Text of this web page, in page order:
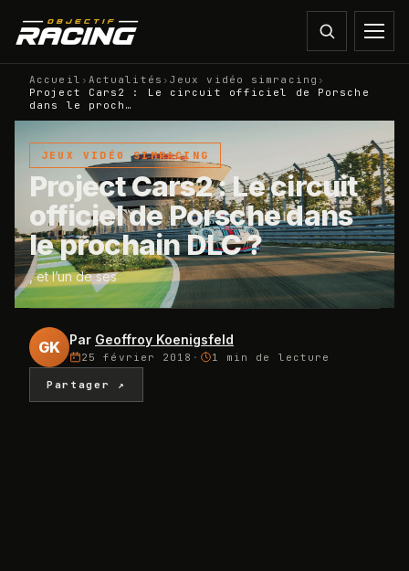
Accueil › Actualités › Jeux vidéo simracing ›
Project Cars2 : Le circuit officiel de Porsche
dans le proch…
JEUX VIDÉO SIMRACING
Project Cars2 : Le circuit
officiel de Porsche dans
le prochain DLC ?
, et l’un de ses
GK Par Geoffroy Koenigsfeld
25 février 2018 · 1 min de lecture
Partager ↗